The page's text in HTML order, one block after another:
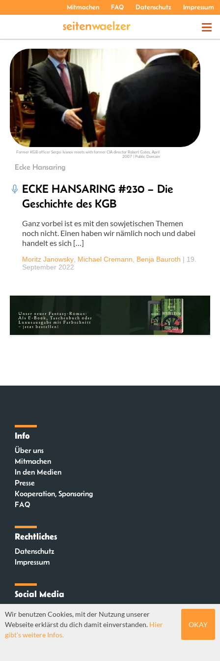
Mitmachen FAQ Datenschutz Impressum
PODCASTS
ÜBER UNS
Former KGB officer Sergei Ivanov meets with former CIA director Robert Gates, April
2007 | Public Domain
Ecke Hansaring
ECKE HANSARING #230 – Die
Geschichte des KGB
Ganz vorbei ist es mit den sowjetischen Themen
noch nicht. Einen haben wir nämlich noch und dabei
handelt es sich […]
Moritz Janowsky Michael Cremann Benja Bauroth | 19.
September 2022
Info
Über uns
Mitmachen
In den Medien
Presse
Kooperation, Sponsoring
FAQ
Rechtliches
Datenschutz
Impressum
Social Media
Mastodon
Wir benutzen Cookies, mit der Nutzung unserer
Webseite erklärst du dich damit einverstanden. Hier
gibt's weitere Infos.
OKAY